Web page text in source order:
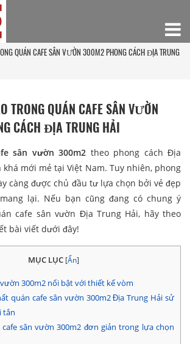
QUÁN CAFE SÂN VƯỜN 300M2 PHONG CÁCH ĐỊA TRUNG
TRONG QUÁN CAFE SÂN VƯỜN
CÁCH ĐỊA TRUNG HẢI
sân vườn 300m2 theo phong cách Địa
khá mới mẻ tại Việt Nam. Tuy nhiên, phong
càng được chủ đầu tư lựa chọn bởi vẻ đẹp
lại. Nếu bạn cũng đang có chung ý
cafe sân vườn Địa Trung Hải, hãy theo
bài viết dưới đây!
MỤC LỤC [Ẩn]
vườn 300m2 nổi bật với thiết kế vòm
quán cafe sân vườn 300m2 Địa Trung Hải sử
tắn
sân vườn 300m2 đơn giản trong lựa chọn